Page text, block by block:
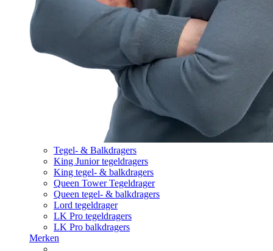
Tegel- & Balkdragers
King Junior tegeldragers
King tegel- & balkdragers
Queen Tower Tegeldrager
Queen tegel- & balkdragers
Lord tegeldrager
LK Pro tegeldragers
LK Pro balkdragers
Merken